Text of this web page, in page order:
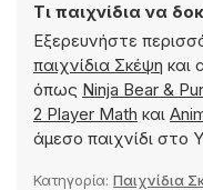
Τι παιχνίδια να
Εξερευνήστε
παιχνίδια Σκέψη και
όπως Ninja Bear &
2 Player Math και
άμεσο παιχνίδι στο
Κατηγορία: Παιχνίδια